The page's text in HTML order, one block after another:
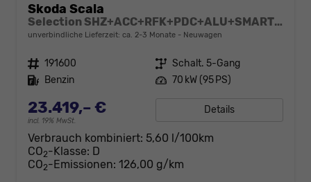
Skoda Scala
Selection SHZ+ACC+RFK+PDC+ALU+SMARTLINK
unverbindliche Lieferzeit: ca. 2-3 Monate Neuwagen
Fahrzeugnr. 191600 Getriebe Schalt. 5-Gang
Kraftstoff Benzin Leistung 70 kW (95 PS)
23.419,– €
incl. 19% MwSt.
Details
Verbrauch kombiniert: 5,60 l/100km
CO2-Klasse: D
CO2-Emissionen: 126,00 g/km